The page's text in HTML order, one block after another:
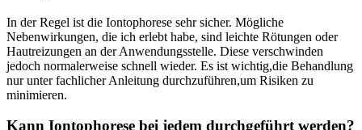
In der Regel ‌ist die ⁢Iontophorese ⁣sehr sicher. Mögliche
Nebenwirkungen, die ‍ich ⁤erlebt ⁤habe,‍ sind leichte‌ Rötungen oder
Hautreizungen ⁤an ⁤der Anwendungsstelle. ⁢Diese verschwinden
jedoch normalerweise schnell wieder. Es ist wichtig,die ‌Behandlung
nur unter fachlicher Anleitung durchzuführen,um Risiken ​zu
minimieren.
Kann Iontophorese bei jedem⁢ durchgeführt werden?